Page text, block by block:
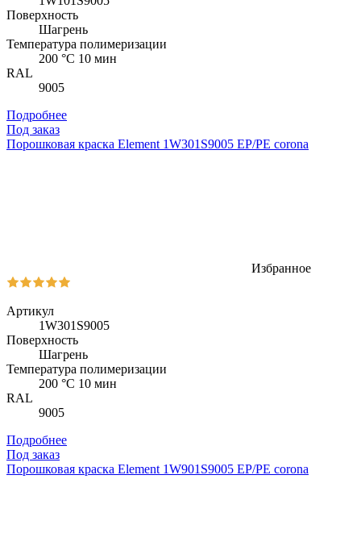
Поверхность
Шагрень
Температура полимеризации
200 °C 10 мин
RAL
9005
Подробнее
Под заказ
Порошковая краска Element 1W301S9005 EP/PE corona
Избранное
Артикул
1W301S9005
Поверхность
Шагрень
Температура полимеризации
200 °C 10 мин
RAL
9005
Подробнее
Под заказ
Порошковая краска Element 1W901S9005 EP/PE corona